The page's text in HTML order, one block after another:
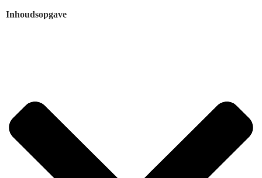
Inhoudsopgave